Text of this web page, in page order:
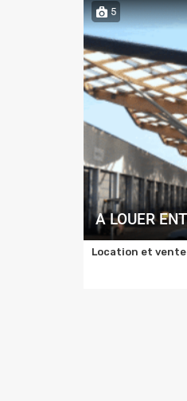
5
A LOUER
Location et vente